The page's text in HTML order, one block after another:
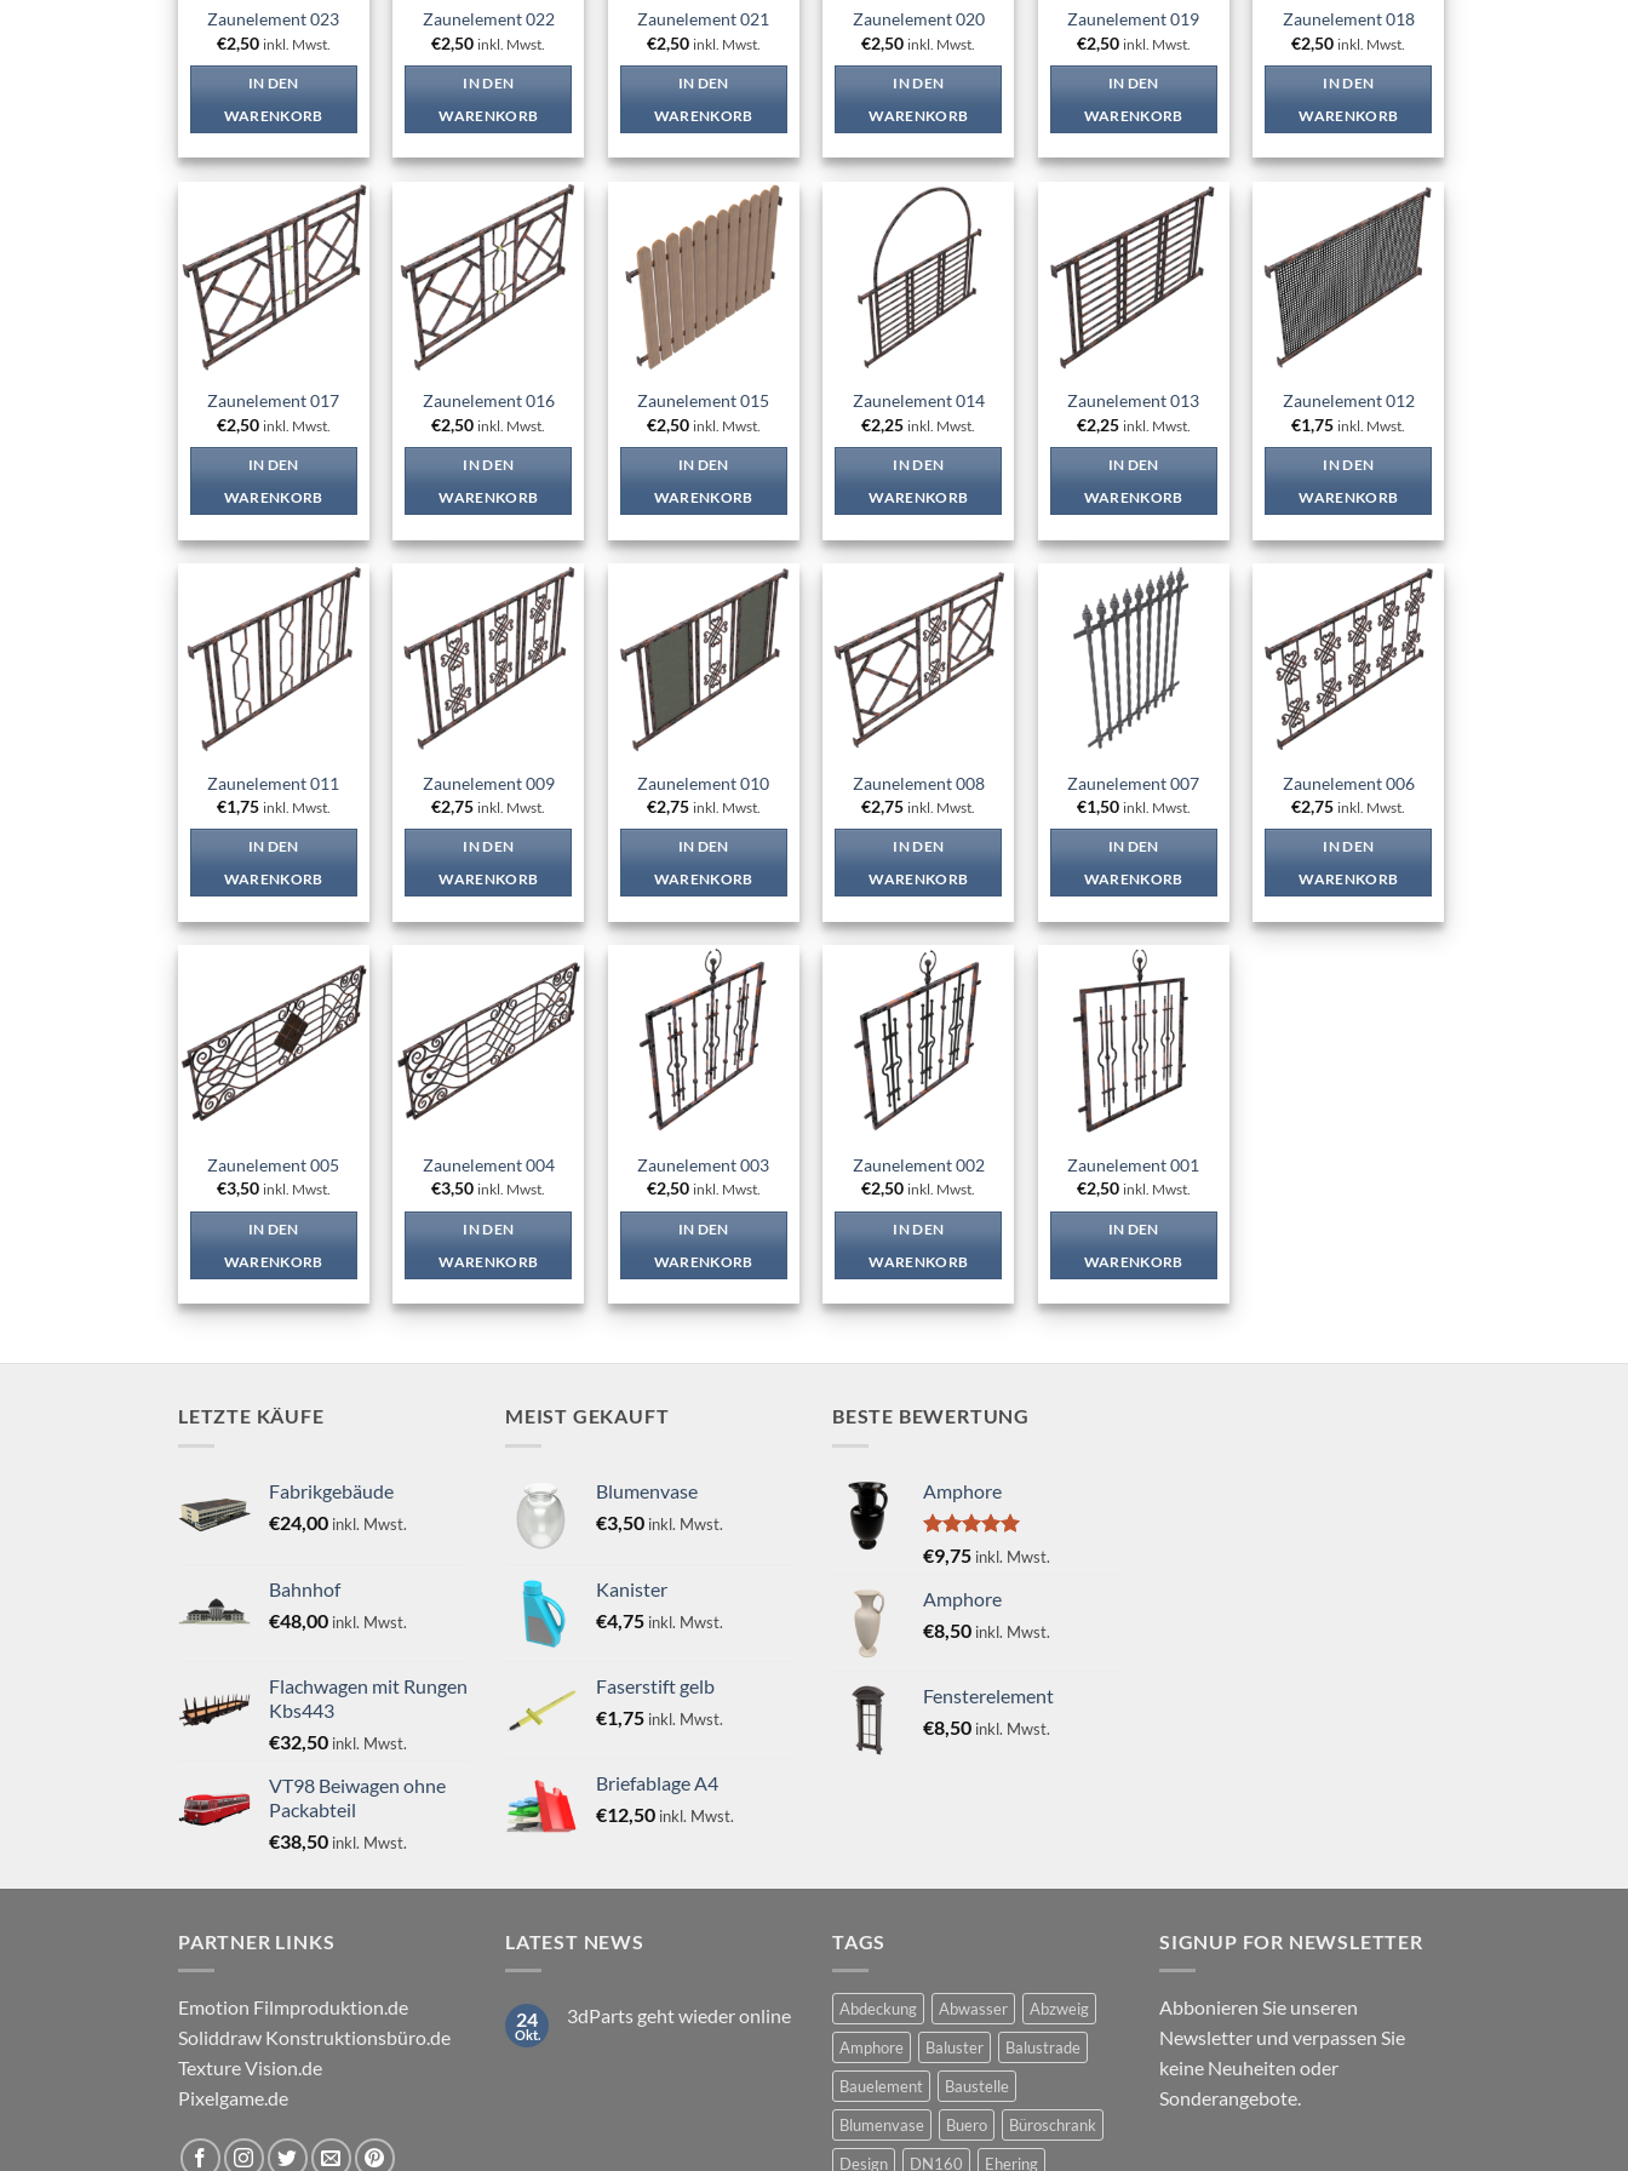
Zaunelement 023
€2,50 inkl. Mwst.
IN DEN
WARENKORB
Zaunelement 022
€2,50 inkl. Mwst.
IN DEN
WARENKORB
Zaunelement 021
€2,50 inkl. Mwst.
IN DEN
WARENKORB
Zaunelement 020
€2,50 inkl. Mwst.
IN DEN
WARENKORB
Zaunelement 019
€2,50 inkl. Mwst.
IN DEN
WARENKORB
Zaunelement 018
€2,50 inkl. Mwst.
IN DEN
WARENKORB
Add to
wishlist
Zaunelement 017
€2,50 inkl. Mwst.
IN DEN
WARENKORB
Add to
wishlist
Zaunelement 016
€2,50 inkl. Mwst.
IN DEN
WARENKORB
Add to
wishlist
Zaunelement 015
€2,50 inkl. Mwst.
IN DEN
WARENKORB
Add to
wishlist
Zaunelement 014
€2,25 inkl. Mwst.
IN DEN
WARENKORB
Add to
wishlist
Zaunelement 013
€2,25 inkl. Mwst.
IN DEN
WARENKORB
Add to
wishlist
Zaunelement 012
€1,75 inkl. Mwst.
IN DEN
WARENKORB
Add to
wishlist
Zaunelement 011
€1,75 inkl. Mwst.
IN DEN
WARENKORB
Add to
wishlist
Zaunelement 009
€2,75 inkl. Mwst.
IN DEN
WARENKORB
Add to
wishlist
Zaunelement 010
€2,75 inkl. Mwst.
IN DEN
WARENKORB
Add to
wishlist
Zaunelement 008
€2,75 inkl. Mwst.
IN DEN
WARENKORB
Add to
wishlist
Zaunelement 007
€1,50 inkl. Mwst.
IN DEN
WARENKORB
Add to
wishlist
Zaunelement 006
€2,75 inkl. Mwst.
IN DEN
WARENKORB
Add to
wishlist
Zaunelement 005
€3,50 inkl. Mwst.
IN DEN
WARENKORB
Add to
wishlist
Zaunelement 004
€3,50 inkl. Mwst.
IN DEN
WARENKORB
Add to
wishlist
Zaunelement 003
€2,50 inkl. Mwst.
IN DEN
WARENKORB
Add to
wishlist
Zaunelement 002
€2,50 inkl. Mwst.
IN DEN
WARENKORB
Add to
wishlist
Zaunelement 001
€2,50 inkl. Mwst.
IN DEN
WARENKORB
LETZTE KÄUFE
Fabrikgebäude
€24,00 inkl. Mwst.
Bahnhof
€48,00 inkl. Mwst.
Flachwagen mit Rungen
Kbs443
€32,50 inkl. Mwst.
VT98 Beiwagen ohne
Packabteil
€38,50 inkl. Mwst.
MEIST GEKAUFT
Blumenvase
€3,50 inkl. Mwst.
Kanister
€4,75 inkl. Mwst.
Faserstift gelb
€1,75 inkl. Mwst.
Briefablage A4
€12,50 inkl. Mwst.
BESTE BEWERTUNG
Amphore
Bewertet
mit
von 5
€9,75 inkl. Mwst.
Amphore
€8,50 inkl. Mwst.
Fensterelement
€8,50 inkl. Mwst.
PARTNER LINKS
Emotion Filmproduktion.de
Soliddraw Konstruktionsbüro.de
Texture Vision.de
Pixelgame.de
LATEST NEWS
24
Okt.
3dParts geht wieder online
TAGS
Abdeckung Abwasser
Abzweig
Amphore
Baluster
Balustrade
Bauelement
Baustelle
Blumenvase
Buero
Büroschrank
Design
DN160 Ehering
SIGNUP FOR NEWSLETTER
Abbonieren Sie unseren
Newsletter und verpassen Sie
keine Neuheiten oder
Sonderangebote.